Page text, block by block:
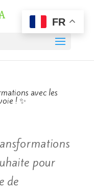
avec les
! ✨
pour
de
FR